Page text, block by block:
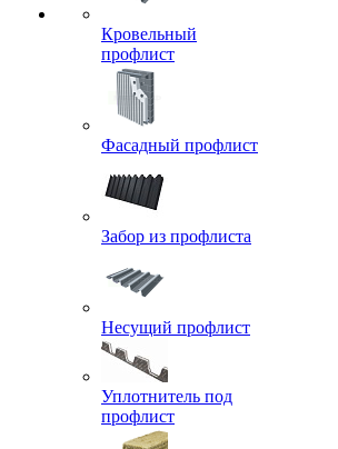
Кровельный
профлист
Фасадный профлист
Забор из профлиста
Несущий профлист
Уплотнитель под
профлист